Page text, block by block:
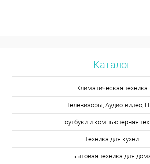
Каталог
Климатическая техника
Телевизоры, Аудио-видео,
Ноутбуки и компьютерная
Техника для кухни
Бытовая техника для